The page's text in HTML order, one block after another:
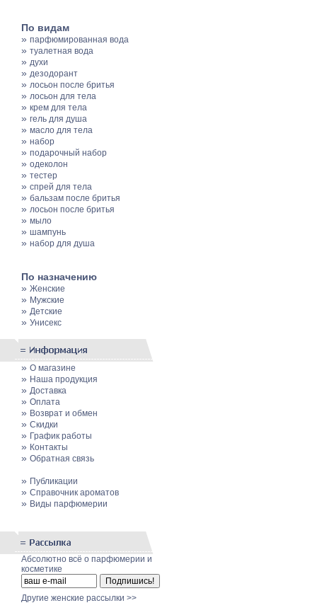
По видам
» парфюмированная вода
» туалетная вода
» духи
» дезодорант
» лосьон после бритья
» лосьон для тела
» крем для тела
» гель для душа
» масло для тела
» набор
» подарочный набор
» одеколон
» тестер
» спрей для тела
» бальзам после бритья
» лосьон после бритья
» мыло
» шампунь
» набор для душа
По назначению
» Женские
» Мужские
» Детские
» Унисекс
» О магазине
» Наша продукция
» Доставка
» Оплата
» Возврат и обмен
» Скидки
» График работы
» Контакты
» Обратная связь
» Публикации
» Cправочник ароматов
» Виды парфюмерии
Абсолютно всё о парфюмерии и
косметике
Другие женские рассылки >>